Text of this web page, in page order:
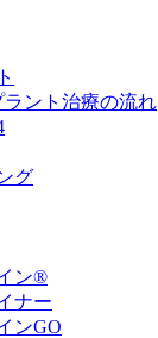
ラント治療の流れ
グ
ン®
ナー
ンGO